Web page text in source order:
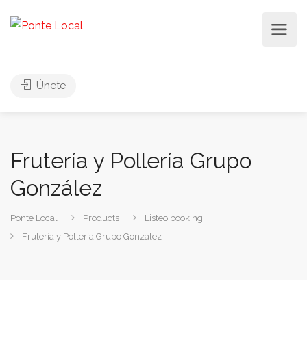
Únete
Frutería y Pollería Grupo
González
Ponte Local Products
Listeo booking
Frutería y Pollería Grupo González